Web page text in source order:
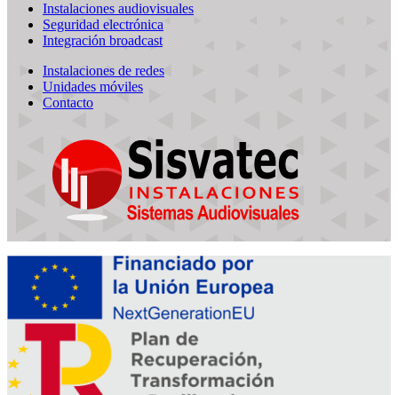
Instalaciones audiovisuales
Seguridad electrónica
Integración broadcast
Instalaciones de redes
Unidades móviles
Contacto